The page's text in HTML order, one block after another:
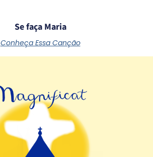
Se faça Maria
Conheça Essa Canção